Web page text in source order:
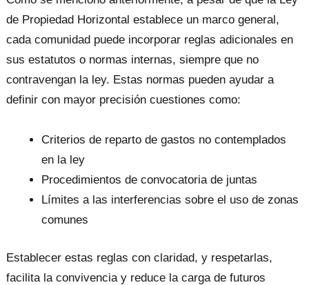
de Propiedad Horizontal establece un marco general,
cada comunidad puede incorporar reglas adicionales en
sus estatutos o normas internas, siempre que no
contravengan la ley. Estas normas pueden ayudar a
definir con mayor precisión cuestiones como:
Criterios de reparto de gastos no contemplados
en la ley
Procedimientos de convocatoria de juntas
Límites a las interferencias sobre el uso de zonas
comunes
Establecer estas reglas con claridad, y respetarlas,
facilita la convivencia y reduce la carga de futuros